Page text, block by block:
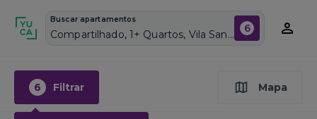
Buscar apartamentos
Compartilhado, 1+ Quartos, Vila Santana, Vagas de garagem: Sim, Semi mobiliado, Piscina 6
6 Filtrar Mapa